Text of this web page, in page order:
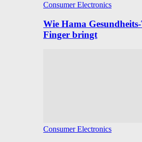
Consumer Electronics
Wie Hama
Finger bringt
Consumer Electronics